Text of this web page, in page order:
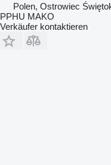
Polen, Ostrowiec
PPHU MAKO
Verkäufer kontaktieren